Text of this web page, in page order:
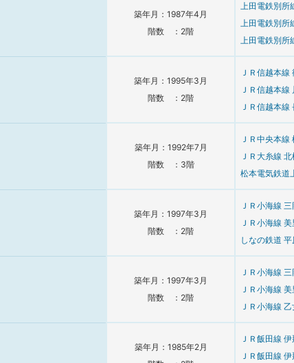
築年月：1987年4月
階数 ：2階
上田電鉄別所
上田電鉄別所
上田電鉄別所
築年月：1995年3月
階数 ：2階
ＪＲ信越本線
ＪＲ信越本線
ＪＲ信越本線
築年月：1992年7月
階数 ：3階
ＪＲ中央本線
ＪＲ大糸線 北
松本電気鉄道
築年月：1997年3月
階数 ：2階
ＪＲ小海線 三
ＪＲ小海線 美
しなの鉄道 平
築年月：1997年3月
階数 ：2階
ＪＲ小海線 三
ＪＲ小海線 美
ＪＲ小海線 乙
築年月：1985年2月
ＪＲ飯田線 伊
ＪＲ飯田線 伊